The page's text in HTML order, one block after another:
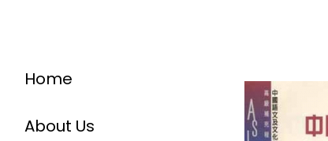
Home
About Us